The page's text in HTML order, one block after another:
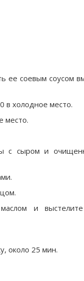
ее соевым соусом
в холодное место.
место.
с сыром и
и
около 25 мин.